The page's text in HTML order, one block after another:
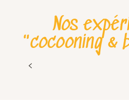
Nos
"cocooning
40ème Passe